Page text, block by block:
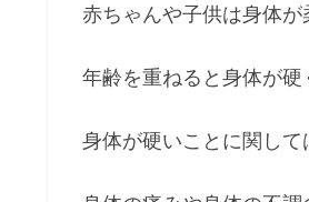
赤ちゃんや子供は身体が
年齢を重ねると身体が硬
身体が硬いことに関し